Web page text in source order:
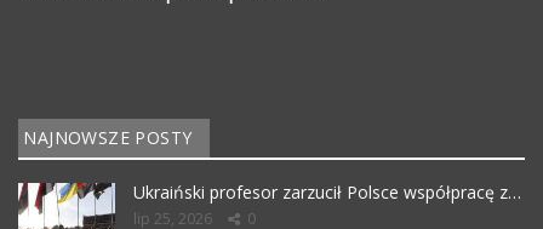
NAJNOWSZE POSTY
Ukraiński profesor zarzucił Polsce współpracę z…
lip 25, 2026 0